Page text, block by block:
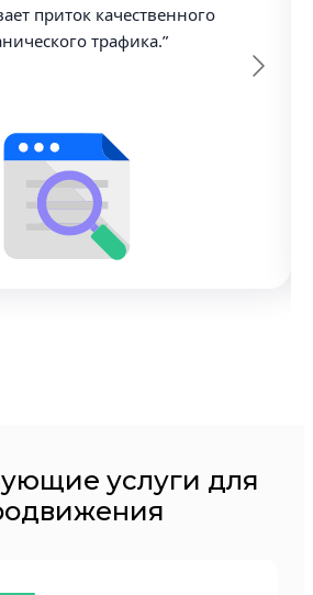
приток качественного
трафика.”
услуги для